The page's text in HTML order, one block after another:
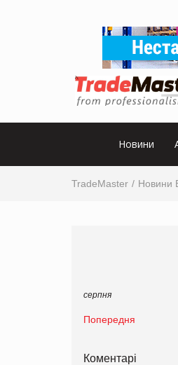
Новини
TradeMaster Новини
серпня
Попередня
Коментарі